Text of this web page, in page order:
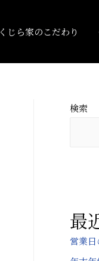
くじら家のこだわり
検索
最
営業